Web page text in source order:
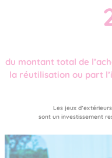
du montant total de
la réutilisation ou part
Les jeux
sont un investissement